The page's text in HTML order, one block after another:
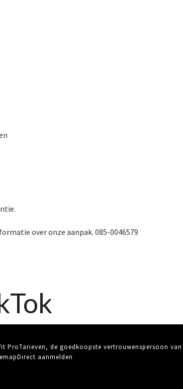
over onze aanpak. 085-0046579
ProTarieven, de goedkoopste vertrouwenspersoon
Direct aanmelden